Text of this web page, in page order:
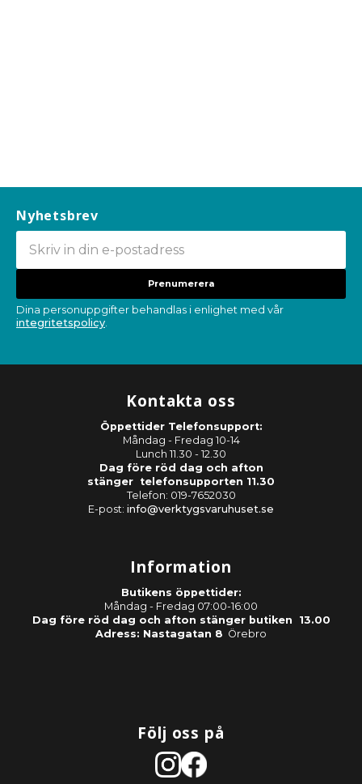
Nyhetsbrev
Prenumerera
Dina personuppgifter behandlas i enlighet med vår
integritetspolicy.
Kontakta oss
Öppettider Telefonsupport:
Måndag - Fredag 10-14
Lunch 11.30 - 12.30
Dag före röd dag och afton
stänger telefonsupporten 11.30
Telefon: 019-7652030
E-post: info@verktygsvaruhuset.se
Information
Butikens öppettider:
Måndag - Fredag 07:00-16:00
Dag före röd dag och afton stänger butiken 13.00
Adress: Nastagatan 8 Örebro
Följ oss på